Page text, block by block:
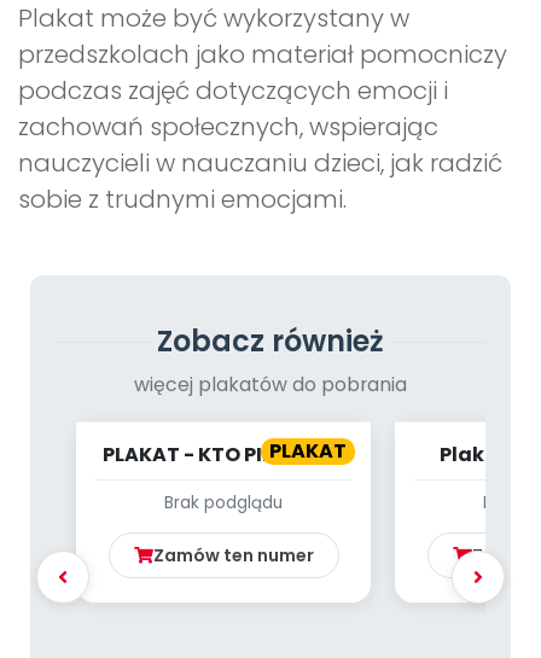
Plakat może być wykorzystany w
przedszkolach jako materiał pomocniczy
podczas zajęć dotyczących emocji i
zachowań społecznych, wspierając
nauczycieli w nauczaniu dzieci, jak radzić
sobie z trudnymi emocjami.
Zobacz również
więcej plakatów do pobrania
PLAKAT
PLAKAT - KTO PIERWSZY
Brak podglądu
Zamów ten numer
Plakat -
Brak